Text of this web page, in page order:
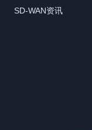
SD-WAN资讯